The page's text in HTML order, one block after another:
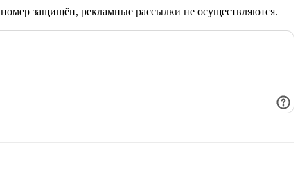
защищён, рекламные рассылки не осуществляются.